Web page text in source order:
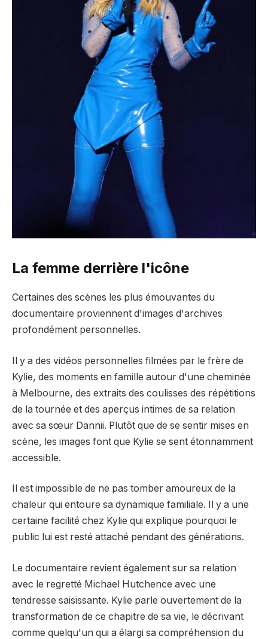
La femme derrière l'icône
Certaines des scènes les plus émouvantes du
documentaire proviennent d'images d'archives
profondément personnelles.
Il y a des vidéos personnelles filmées par le frère de
Kylie, des moments en famille autour d'une cheminée
à Melbourne, des extraits des coulisses des répétitions
de la tournée et des aperçus intimes de sa relation
avec sa sœur Dannii. Plutôt que de se sentir mises en
scène, les images font que Kylie se sent étonnamment
accessible.
Il est impossible de ne pas tomber amoureux de la
chaleur qui entoure sa dynamique familiale. Il y a une
certaine facilité chez Kylie qui explique pourquoi le
public lui est resté attaché pendant des générations.
Le documentaire revient également sur sa relation
avec le regretté Michael Hutchence avec une
tendresse saisissante. Kylie parle ouvertement de la
transformation de ce chapitre de sa vie, le décrivant
comme quelqu'un qui a élargi sa compréhension du